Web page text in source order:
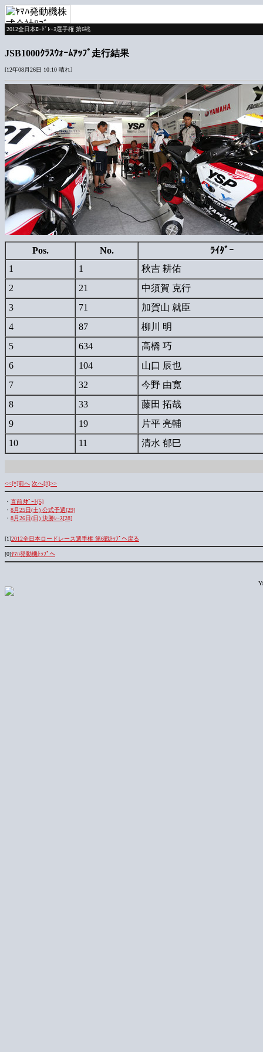
2012全日本ﾛｰﾄﾞﾚｰｽ選手権 第6戦
JSB1000ｸﾗｽｳｫｰﾑｱｯﾌﾟ走行結果
[12年08月26日 10:10 晴れ]
Pos. No.
ﾗｲﾀﾞｰ
1
1
秋吉 耕佑
2
21
中須賀 克行
3
71
加賀山 就臣
4
87
柳川 明
5
634
高橋 巧
6
104
山口 辰也
7
32
今野 由寛
8
33
藤田 拓哉
9
19
片平 亮輔
10
11 清水 郁巳
<<[*]前へ 次へ[#]>>
・ 直前ﾘﾎﾟｰﾄ[5]
・ 8月25日(土) 公式予選[29]
・ 8月26日(日) 決勝ﾚｰｽ[28]
[1]2012全日本ロードレース選手権 第6戦ﾄｯﾌﾟへ戻る
[0]ﾔﾏﾊ発動機ﾄｯﾌﾟへ